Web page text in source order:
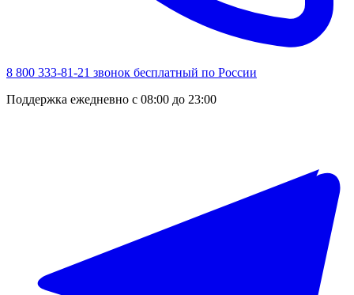
8 800 333-81-21 звонок бесплатный по России
Поддержка ежедневно с 08:00 до 23:00